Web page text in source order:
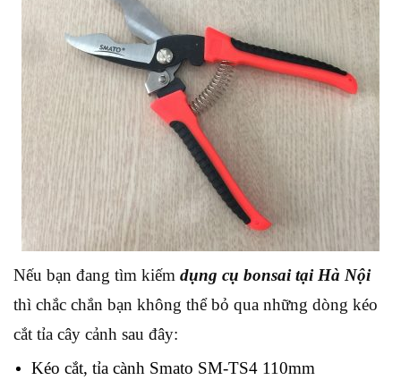
Nếu bạn đang tìm kiếm dụng cụ bonsai tại Hà Nội
thì chắc chắn bạn không thể bỏ qua những dòng kéo
cắt tỉa cây cảnh sau đây:
Kéo cắt, tỉa cành Smato SM-TS4 110mm